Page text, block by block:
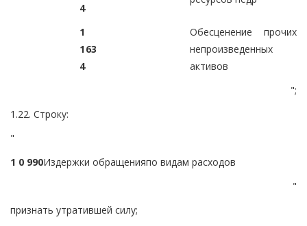
4
1
1
4
63
Обесценение прочих
непроизведенных
активов
";
1.22. Строку:
"
1 0 990Издержки обращенияпо видам расходов
"
признать утратившей силу;